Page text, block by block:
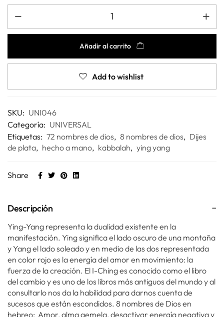
Añadir al carrito
Add to wishlist
SKU: UNI046
Categoría: UNIVERSAL
Etiquetas: 72 nombres de dios, 8 nombres de dios, Dijes
de plata, hecho a mano, kabbalah, ying yang
Share
Descripción
Ying-Yang representa la dualidad existente en la
manifestación. Ying significa el lado oscuro de una montaña
y Yang el lado soleado y en medio de las dos representada
en color rojo es la energía del amor en movimiento: la
fuerza de la creación. El I-Ching es conocido como el libro
del cambio y es uno de los libros más antiguos del mundo y al
consultarlo nos da la habilidad para darnos cuenta de
sucesos que están escondidos. 8 nombres de Dios en
hebreo: Amor, alma gemela, desactivar energía negativa y